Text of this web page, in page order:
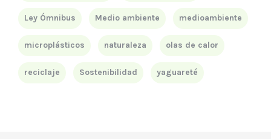
Ley Ómnibus Medio ambiente medioambiente
microplásticos naturaleza olas de calor
reciclaje Sostenibilidad yaguareté